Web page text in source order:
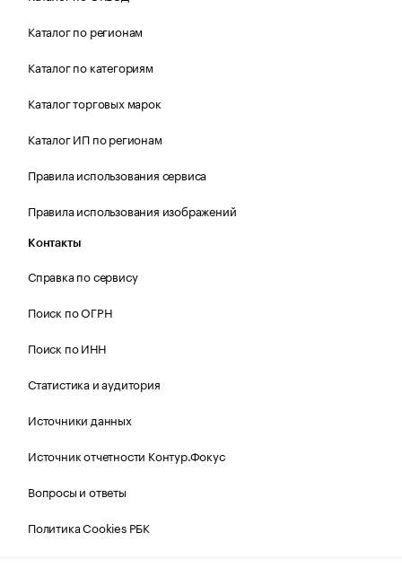
Каталог по регионам
Каталог по категориям
Каталог торговых марок
Каталог ИП по регионам
Правила использования сервиса
Правила использования изображений
Контакты
Справка по сервису
Поиск по ОГРН
Поиск по ИНН
Статистика и аудитория
Источники данных
Источник отчетности Контур.Фокус
Вопросы и ответы
Политика Cookies РБК